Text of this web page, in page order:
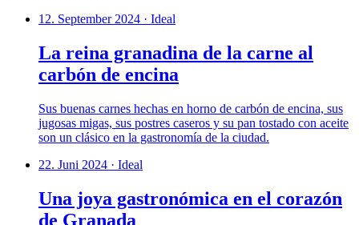
12. September 2024 · Ideal
La reina granadina de la carne al
carbón de encina
Sus buenas carnes hechas en horno de carbón de encina, sus
jugosas migas, sus postres caseros y su pan tostado con aceite
son un clásico en la gastronomía de la ciudad.
22. Juni 2024 · Ideal
Una joya gastronómica en el corazón
de Granada